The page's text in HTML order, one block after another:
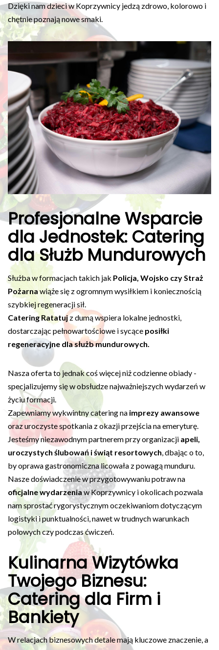
Dzięki nam dzieci w Koprzywnicy jedzą zdrowo, kolorowo i
chętnie poznają nowe smaki.
Profesjonalne Wsparcie
dla Jednostek: Catering
dla Służb Mundurowych
Służba w formacjach takich jak Policja, Wojsko czy Straż
Pożarna wiąże się z ogromnym wysiłkiem i koniecznością
szybkiej regeneracji sił.
Catering Ratatujz dumą wspiera lokalne jednostki,
dostarczając pełnowartościowe i sycące posiłki
regeneracyjne dla służb mundurowych.
Nasza oferta to jednak coś więcej niż codzienne obiady -
specjalizujemy się w obsłudze najważniejszych wydarzeń w
życiu formacji.
Zapewniamy wykwintny catering na imprezy awansowe
oraz uroczyste spotkania z okazji przejścia na emeryturę.
Jesteśmy niezawodnym partnerem przy organizacji apeli,
uroczystych ślubowań i świąt resortowych , dbając o to,
by oprawa gastronomiczna licowała z powagą munduru.
Nasze doświadczenie w przygotowywaniu potraw na
oficjalne wydarzeniaw Koprzywnicy i okolicach pozwala
nam sprostać rygorystycznym oczekiwaniom dotyczącym
logistyki i punktualności, nawet w trudnych warunkach
polowych czy podczas ćwiczeń.
Kulinarna Wizytówka
Twojego Biznesu:
Catering dla Firm i
Bankiety
W relacjach biznesowych detale mają kluczowe znaczenie, a